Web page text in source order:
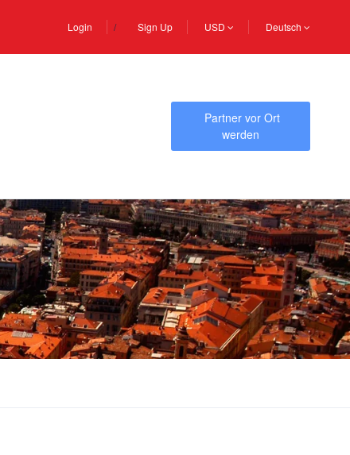
Login Sign Up USD Deutsch
Partner vor Ort
werden